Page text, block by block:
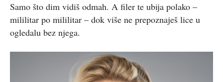
Samo što dim vidiš odmah. A filer te ubija polako –
mililitar po mililitar – dok više ne prepoznaješ lice u
ogledalu bez njega.